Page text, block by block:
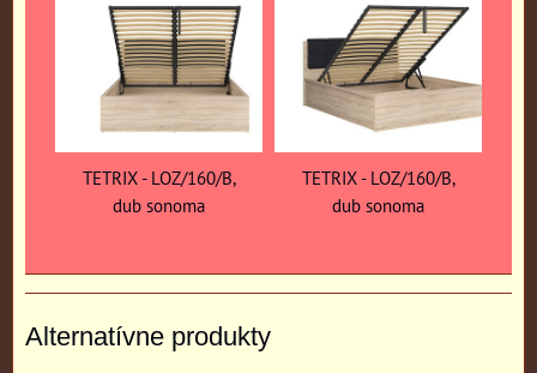
TETRIX - LOZ/160/B,
dub sonoma
TETRIX - LOZ/160/B,
dub sonoma
Alternatívne produkty